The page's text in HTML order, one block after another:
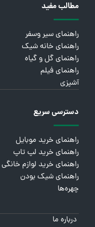
مطالب مفید
راهنمای سیر وسفر
راهنمای خانه شیک
راهنمای گل و گیاه
راهنمای فیلم
آشپزی
دسترسی سریع
راهنمای خرید موبایل
راهنمای خرید لپ تاپ
راهنمای خرید لوازم خانگی
راهنمای شیک بودن
چهره‌ها
درباره ما